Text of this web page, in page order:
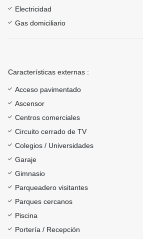
Electricidad
Gas domiciliario
Características externas :
Acceso pavimentado
Ascensor
Centros comerciales
Circuito cerrado de TV
Colegios / Universidades
Garaje
Gimnasio
Parqueadero visitantes
Parques cercanos
Piscina
Portería / Recepción